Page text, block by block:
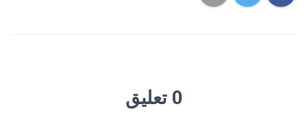
0 تعليق